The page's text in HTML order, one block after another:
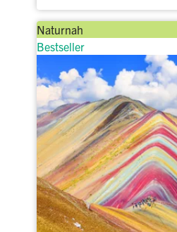
Naturnah
Bestseller